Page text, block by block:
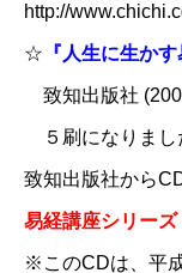
http://
☆ 『人生に生か
致知出版社
５刷になりまし
致知出版社から
易経講座シリー
※このCDは、平